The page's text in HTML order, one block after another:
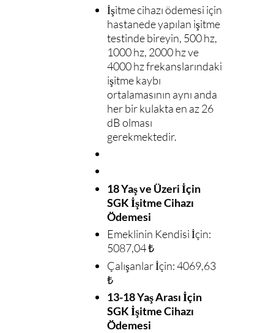
İşitme cihazı ödemesi için
hastanede yapılan işitme
testinde bireyin, 500 hz,
1000 hz, 2000 hz ve
4000 hz frekanslarındaki
işitme kaybı
ortalamasının aynı anda
her bir kulakta en az 26
dB olması
gerekmektedir.
18 Yaş ve Üzeri İçin
SGK İşitme Cihazı
Ödemesi
Emeklinin Kendisi İçin:
5087,04 ₺
Çalışanlar İçin: 4069,63
₺
13-18 Yaş Arası İçin
SGK İşitme Cihazı
Ödemesi